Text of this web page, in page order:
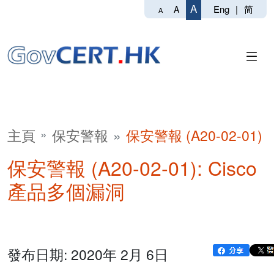
A A A Eng | 简
主頁 保安警報 保安警報 (A20-02-01)
保安警報 (A20-02-01): Cisco
產品多個漏洞
發布日期: 2020年 2月 6日